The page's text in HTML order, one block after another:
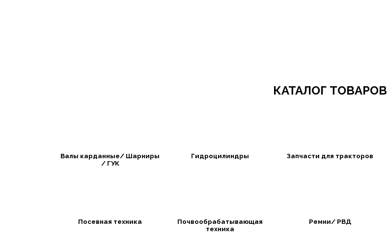
КАТАЛОГ ТОВАРОВ
Валы карданные/ Шарниры
/ ГУК
Гидроцилиндры Запчасти для тракторов
Посевная техника
Почвообрабатывающая
техника
Ремни/ РВД